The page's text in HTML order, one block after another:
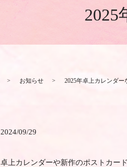
2025
お知らせ 2025年卓上カレンダー
2024/09/29
卓上カレンダーや新作のポストカー